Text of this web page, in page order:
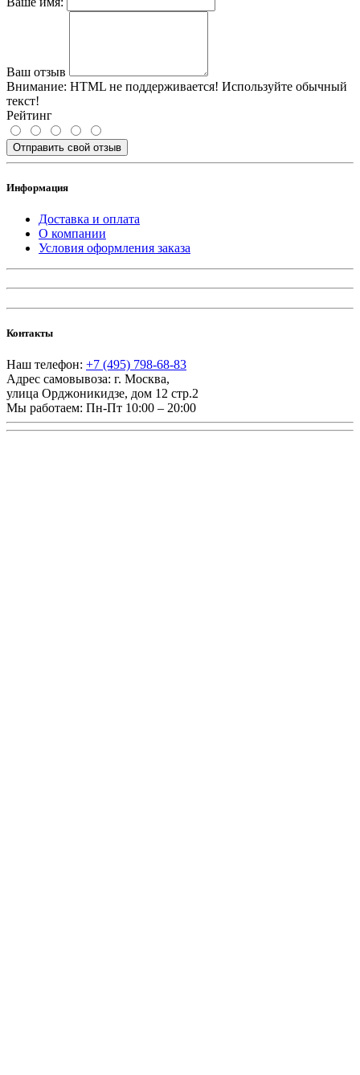
Ваш отзыв
Внимание: HTML не поддерживается! Используйте обычный
текст!
Рейтинг
Отправить свой отзыв
Информация
Доставка и оплата
О компании
Условия оформления заказа
Контакты
Наш телефон: +7 (495) 798-68-83
Адрес самовывоза: г. Москва,
улица Орджоникидзе, дом 12 стр.2
Мы работаем: Пн-Пт 10:00 – 20:00